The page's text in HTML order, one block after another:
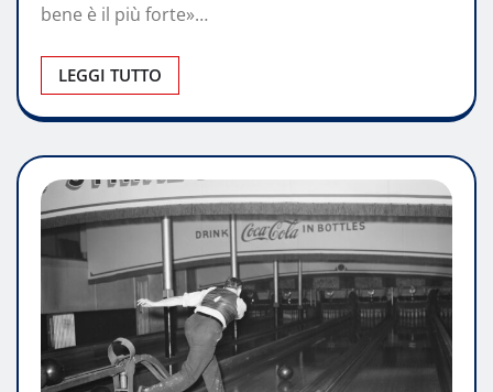
bene è il più forte»…
LEGGI TUTTO